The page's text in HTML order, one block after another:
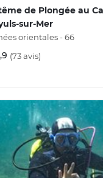
de Plongée au
sur-Mer
orientales - 66